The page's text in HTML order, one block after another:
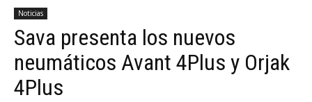
Noticias
Sava presenta los nuevos
neumáticos Avant 4Plus y Orjak
4Plus